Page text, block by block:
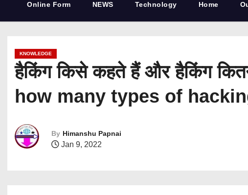
Online Form NEWS Technology Home
KNOWLEDGE
हैकिंग किसे कहते हैं और हैकिंग
how many types of
By Himanshu Papnai
Jan 9, 2022